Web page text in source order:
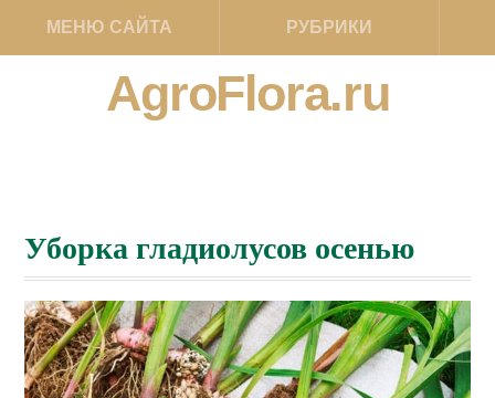
МЕНЮ САЙТА РУБРИКИ
AgroFlora.ru
Уборка гладиолусов осенью